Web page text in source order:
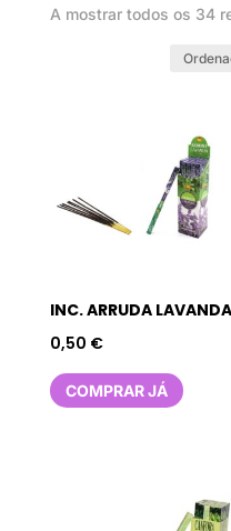
A mostrar todos os 34
INC. ARRUDA LAVANDA
0,50 €
COMPRAR JÁ